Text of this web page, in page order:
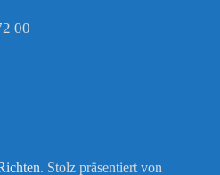
00
. Stolz präsentiert von